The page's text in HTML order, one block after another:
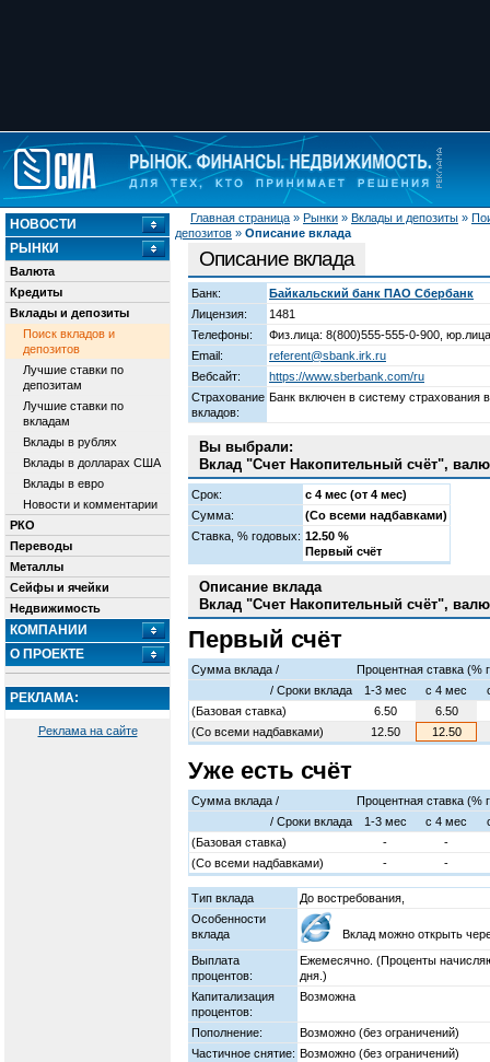
Главная страница » Рынки » Вклады и депозиты »
депозитов » Описание вклада
НОВОСТИ
РЫНКИ
Валюта
Кредиты
Вклады и депозиты
Поиск вкладов и
депозитов
Лучшие ставки по
депозитам
Лучшие ставки по
вкладам
Вклады в рублях
Вклады в долларах США
Вклады в евро
Новости и комментарии
РКО
Переводы
Металлы
Сейфы и ячейки
Недвижимость
КОМПАНИИ
О ПРОЕКТЕ
РЕКЛАМА:
Реклама на сайте
Описание вклада
Банк:
Байкальский банк ПАО Сбербанк
Лицензия:
1481
Телефоны:
Физ.лица: 8(800)555-555-0-900,
Email:
referent@sbank.irk.ru
Вебсайт:
https://www.sberbank.com/ru
Страхование
вкладов:
Банк включен в систему страхования
Вы выбрали:
Вклад "Счет Накопительный счёт",
Срок:
с 4 мес (от 4 мес)
Сумма:
(Со всеми надбавками)
Cтавка, % годовых: 12.50 %
Первый счёт
Описание вклада
Вклад "Счет Накопительный счёт",
Первый счёт
Сумма вклада /
Процентная ставка (%
/ Cроки вклада
1-3 мес с 4 мес
(Базовая ставка)
6.50
6.50
(Со всеми надбавками)
12.50 12.50
Уже есть счёт
Сумма вклада /
Процентная ставка (%
/ Cроки вклада
1-3 мес с 4 мес
(Базовая ставка)
-
-
(Со всеми надбавками)
- -
Тип вклада
До востребования,
Особенности
вклада
Вклад можно открыть
Выплата
процентов:
Ежемесячно. (Проценты
дня.)
Капитализация
процентов:
Возможна
Пополнение:
Возможно (без ограничений)
Частичное снятие: Возможно (без ограничений)